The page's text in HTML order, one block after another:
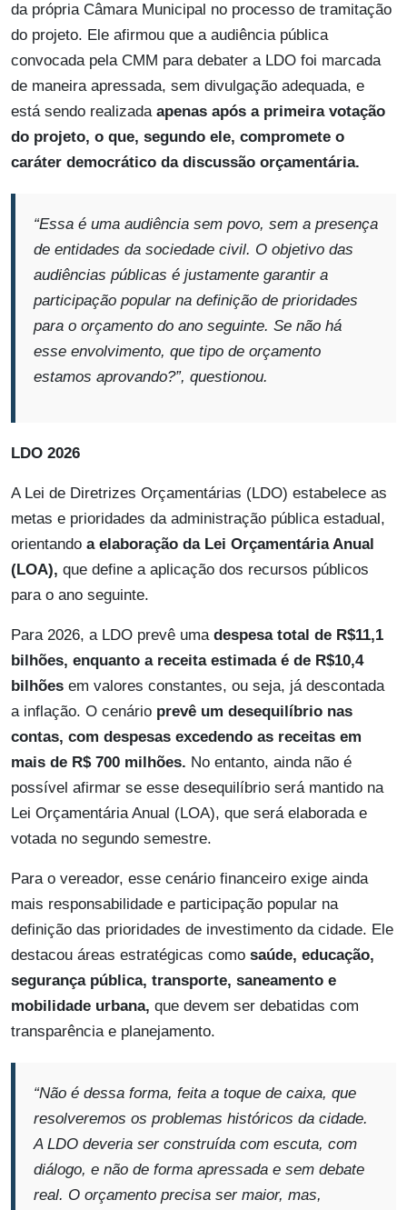
da própria Câmara Municipal no processo de tramitação
do projeto. Ele afirmou que a audiência pública
convocada pela CMM para debater a LDO foi marcada
de maneira apressada, sem divulgação adequada, e
está sendo realizada apenas após a primeira votação
do projeto, o que, segundo ele, compromete o
caráter democrático da discussão orçamentária.
“Essa é uma audiência sem povo, sem a presença
de entidades da sociedade civil. O objetivo das
audiências públicas é justamente garantir a
participação popular na definição de prioridades
para o orçamento do ano seguinte. Se não há
esse envolvimento, que tipo de orçamento
estamos aprovando?”, questionou.
LDO 2026
A Lei de Diretrizes Orçamentárias (LDO) estabelece as
metas e prioridades da administração pública estadual,
orientando a elaboração da Lei Orçamentária Anual
(LOA), que define a aplicação dos recursos públicos
para o ano seguinte.
Para 2026, a LDO prevê uma despesa total de R$11,1
bilhões, enquanto a receita estimada é de R$10,4
bilhões em valores constantes, ou seja, já descontada
a inflação. O cenário prevê um desequilíbrio nas
contas, com despesas excedendo as receitas em
mais de R$ 700 milhões. No entanto, ainda não é
possível afirmar se esse desequilíbrio será mantido na
Lei Orçamentária Anual (LOA), que será elaborada e
votada no segundo semestre.
Para o vereador, esse cenário financeiro exige ainda
mais responsabilidade e participação popular na
definição das prioridades de investimento da cidade. Ele
destacou áreas estratégicas como saúde, educação,
segurança pública, transporte, saneamento e
mobilidade urbana, que devem ser debatidas com
transparência e planejamento.
“Não é dessa forma, feita a toque de caixa, que
resolveremos os problemas históricos da cidade.
A LDO deveria ser construída com escuta, com
diálogo, e não de forma apressada e sem debate
real. O orçamento precisa ser maior, mas,